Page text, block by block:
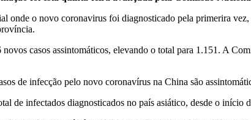
onde o novo coronavirus foi diagnosticado pela primerira
casos assintomáticos, elevando o total para 1.151. A
de infecção pelo novo coronavírus na China são
de infectados diagnosticados no país asiático, desde o